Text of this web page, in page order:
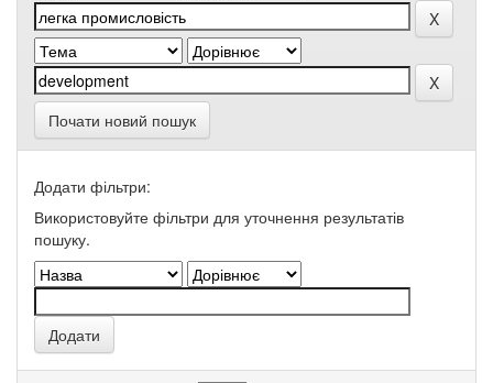
Почати новий пошук
Додати фільтри:
Використовуйте фільтри для уточнення результатів
пошуку.